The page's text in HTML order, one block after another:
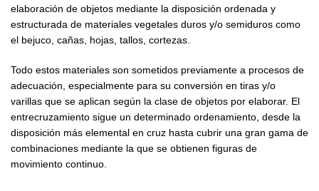
elaboración de objetos mediante la disposición ordenada y
estructurada de materiales vegetales duros y/o semiduros como
el bejuco, cañas, hojas, tallos, cortezas.
Todo estos materiales son sometidos previamente a procesos de
adecuación, especialmente para su conversión en tiras y/o
varillas que se aplican según la clase de objetos por elaborar. El
entrecruzamiento sigue un determinado ordenamiento, desde la
disposición más elemental en cruz hasta cubrir una gran gama de
combinaciones mediante la que se obtienen figuras de
movimiento continuo.